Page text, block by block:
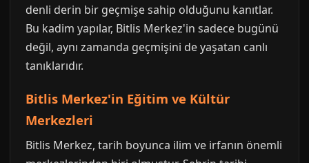
denli derin bir geçmişe sahip olduğunu kanıtlar.
Bu kadim yapılar, Bitlis Merkez'in sadece bugünü
değil, aynı zamanda geçmişini de yaşatan canlı
tanıklarıdır.
Bitlis Merkez'in Eğitim ve Kültür
Merkezleri
Bitlis Merkez, tarih boyunca ilim ve irfanın önemli